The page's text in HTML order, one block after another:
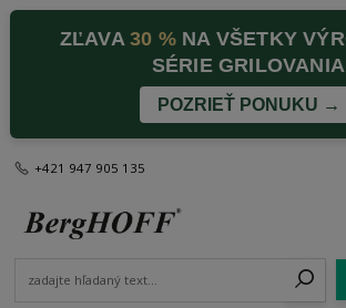
ZĽAVA30 %NA VŠETKY
SÉRIE GRILOVANIA
POZRIEŤ PONUKU →
+421 947 905 135